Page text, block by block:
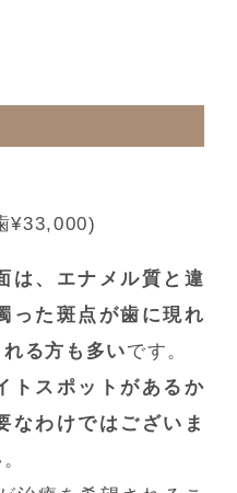
¥33,000)
は、エナメル質と違
った斑点が歯に現れ
る方も多いです。
トスポットがあるか
なわけではございま